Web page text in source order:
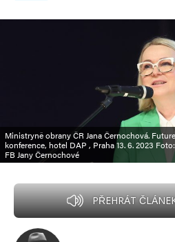
Ministryně obrany ČR Jana Černochová.
konference, hotel DAP , Praha 13. 6. 2023
FB Jany Černochové
PŘEHRÁT